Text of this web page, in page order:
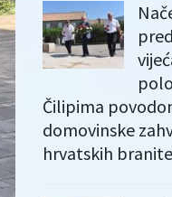
Čilipima
domovinske
hrvatskih